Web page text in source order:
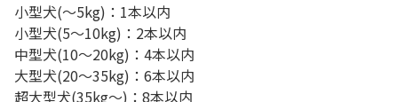
小型犬(～5kg)：1本以内
小型犬(5～10kg)：2本以内
中型犬(10～20kg)：4本以内
大型犬(20～35kg)：6本以内
超大型犬(35kg～)：8本以内